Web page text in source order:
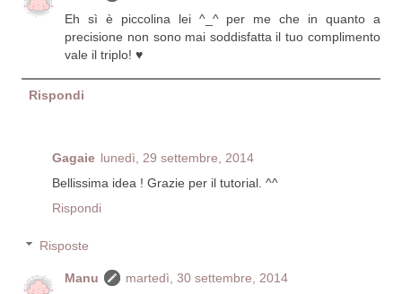
Eh sì è piccolina lei ^_^ per me che in quanto a
precisione non sono mai soddisfatta il tuo complimento
vale il triplo! ♥
Rispondi
Gagaie lunedì, 29 settembre, 2014
Bellissima idea ! Grazie per il tutorial. ^^
Rispondi
Risposte
Manu
martedì, 30 settembre, 2014